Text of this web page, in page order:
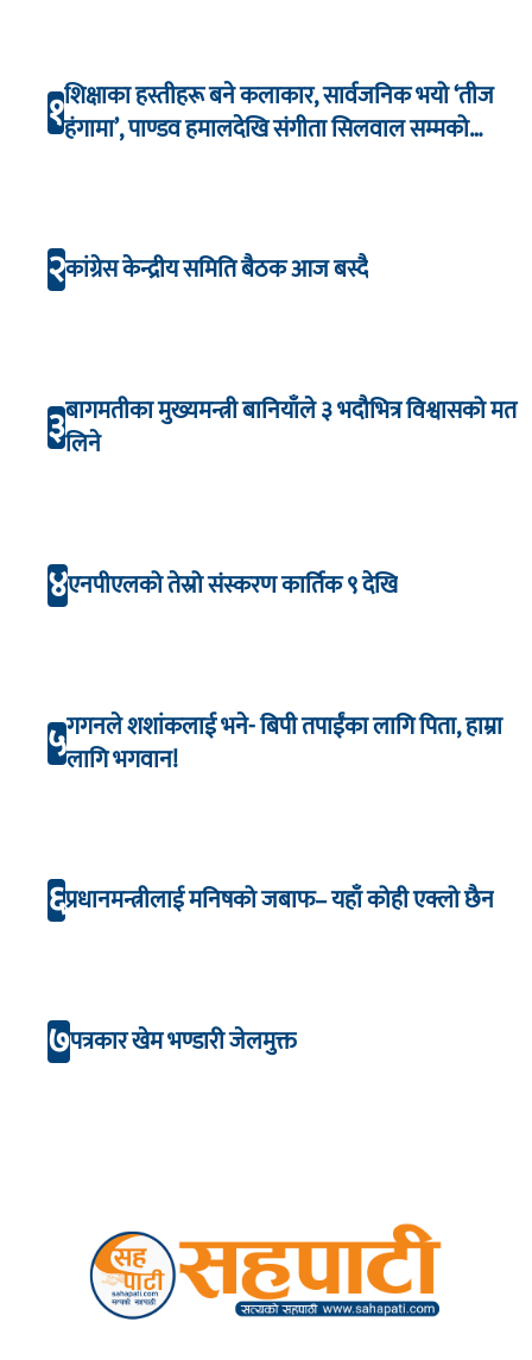
१शिक्षाका हस्तीहरू बने कलाकार, सार्वजनिक भयो ‘तीज
हंगामा’, पाण्डव हमालदेखि संगीता सिलवाल सम्मको
२कांग्रेस केन्द्रीय समिति बैठक आज बस्दै
३बागमतीका मुख्यमन्त्री बानियाँले ३ भदौभित्र विश्वासको मत
लिने
४एनपीएलको तेस्रो संस्करण कार्तिक ९ देखि
५गगनले शशांकलाई भने- बिपी तपाईंका लागि पिता, हाम्रा
लागि भगवान!
६प्रधानमन्त्रीलाई मनिषको जबाफ– यहाँ कोही एक्लो छैन
७पत्रकार खेम भण्डारी जेलमुक्त